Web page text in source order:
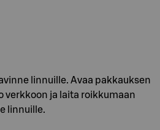
linnuille. Avaa pakkauksen
verkkoon ja laita roikkumaan
linnuille.